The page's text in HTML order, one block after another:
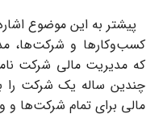
پیشتر به این موضوع
کسب‌وکارها و شرکت‌ها،
که مدیریت مالی شرکت‌
چندین ساله یک شرکت را
مالی برای تمام شرکت‌ها